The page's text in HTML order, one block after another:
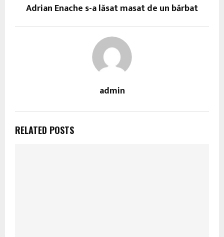
Adrian Enache s-a lăsat masat de un bărbat
admin
RELATED POSTS